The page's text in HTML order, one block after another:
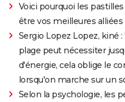
Voici pourquoi les
être vos meilleures alliées
Sergio Lopez Lopez, kiné
plage peut nécessiter
d'énergie, cela oblige le
lorsqu'on marche sur un
Selon la psychologie, les